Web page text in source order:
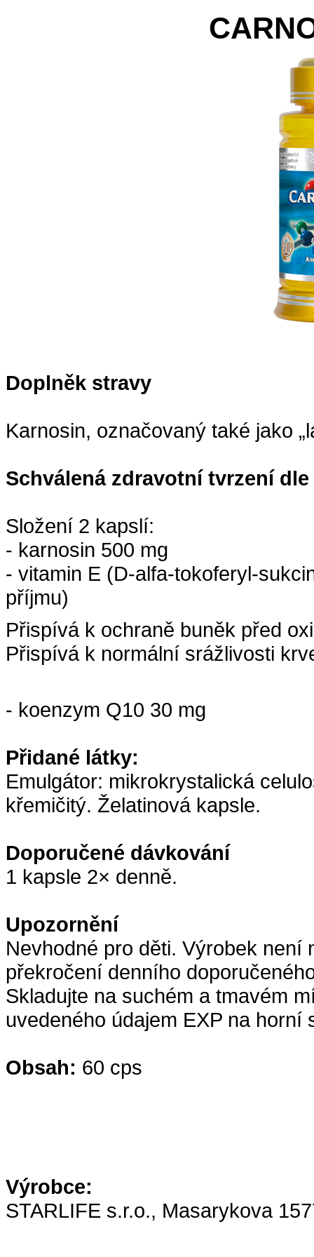
Doplněk stravy
Karnosin, označovaný také jako
Schválená zdravotní tvrzení
Složení 2 kapslí:
- karnosin 500 mg
- vitamin E (D-alfa-tokoferyl-
příjmu)
Přispívá k ochraně buněk před
Přispívá k normální srážlivosti
- koenzym Q10 30 mg
Přidané látky:
Emulgátor: mikrokrystalická
křemičitý. Želatinová kapsle.
Doporučené dávkování
1 kapsle 2× denně.
Upozornění
Nevhodné pro děti. Výrobek není
překročení denního
Skladujte na suchém a tmavém
uvedeného údajem EXP na horní
Obsah: 60 cps
Výrobce:
STARLIFE s.r.o., Masarykova